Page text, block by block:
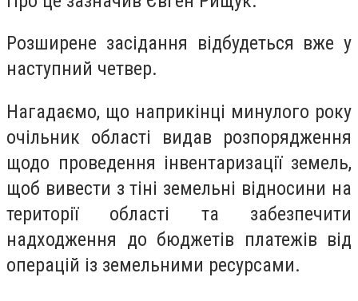
Розширене засідання відбудеться вже у
наступний четвер.
Нагадаємо, що наприкінці минулого року
очільник області видав розпорядження
щодо проведення інвентаризації земель,
щоб вивести з тіні земельні відносини на
території області та забезпечити
надходження до бюджетів платежів від
операцій із земельними ресурсами.